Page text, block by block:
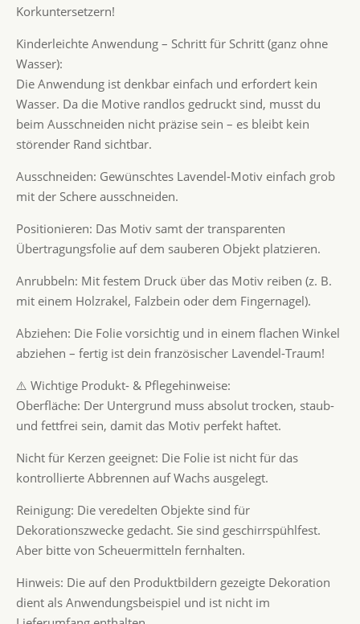
Korkuntersetzern!
Kinderleichte Anwendung – Schritt für Schritt (ganz ohne
Wasser):
Die Anwendung ist denkbar einfach und erfordert kein
Wasser. Da die Motive randlos gedruckt sind, musst du
beim Ausschneiden nicht präzise sein – es bleibt kein
störender Rand sichtbar.
Ausschneiden: Gewünschtes Lavendel-Motiv einfach grob
mit der Schere ausschneiden.
Positionieren: Das Motiv samt der transparenten
Übertragungsfolie auf dem sauberen Objekt platzieren.
Anrubbeln: Mit festem Druck über das Motiv reiben (z. B.
mit einem Holzrakel, Falzbein oder dem Fingernagel).
Abziehen: Die Folie vorsichtig und in einem flachen Winkel
abziehen – fertig ist dein französischer Lavendel-Traum!
⚠️ Wichtige Produkt- & Pflegehinweise:
Oberfläche: Der Untergrund muss absolut trocken, staub-
und fettfrei sein, damit das Motiv perfekt haftet.
Nicht für Kerzen geeignet: Die Folie ist nicht für das
kontrollierte Abbrennen auf Wachs ausgelegt.
Reinigung: Die veredelten Objekte sind für
Dekorationszwecke gedacht. Sie sind geschirrspühlfest.
Aber bitte von Scheuermitteln fernhalten.
Hinweis: Die auf den Produktbildern gezeigte Dekoration
dient als Anwendungsbeispiel und ist nicht im